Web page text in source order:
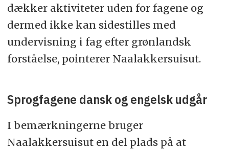
dækker aktiviteter uden for fagene og
dermed ikke kan sidestilles med
undervisning i fag efter grønlandsk
forståelse, pointerer Naalakkersuisut.
Sprogfagene dansk og engelsk udgår
I bemærkningerne bruger
Naalakkersuisut en del plads på at